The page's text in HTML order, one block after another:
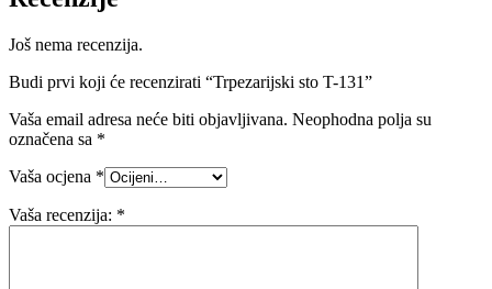
Još nema recenzija.
Budi prvi koji će recenzirati “Trpezarijski sto T-131”
Vaša email adresa neće biti objavljivana. Neophodna polja su
označena sa *
Vaša ocjena *
Vaša recenzija: *